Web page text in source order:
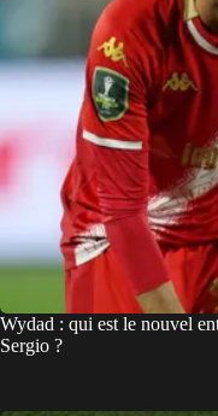
Wydad : qui est le nouvel
Sergio ?